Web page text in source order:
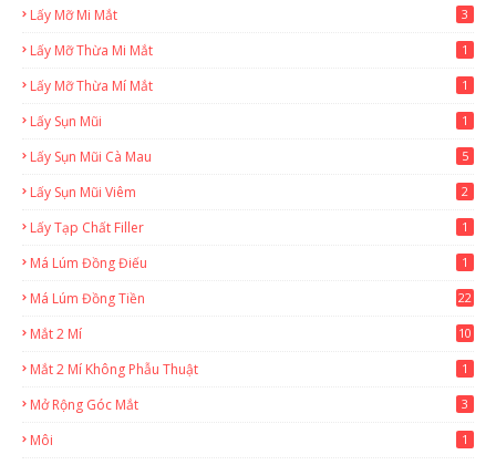
Lấy Mỡ Mi Mắt 3
Lấy Mỡ Thừa Mi Mắt 1
Lấy Mỡ Thừa Mí Mắt 1
Lấy Sụn Mũi 1
Lấy Sụn Mũi Cà Mau 5
Lấy Sụn Mũi Viêm 2
Lấy Tạp Chất Filler 1
Má Lúm Đồng Điếu 1
Má Lúm Đồng Tiền 22
Mắt 2 Mí 10
Mắt 2 Mí Không Phẫu Thuật 1
Mở Rộng Góc Mắt 3
Môi 1